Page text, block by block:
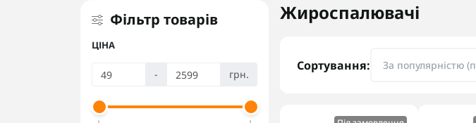
Фільтр товарів
ЦІНА
- грн.
Жироспалювачі
Сортування: